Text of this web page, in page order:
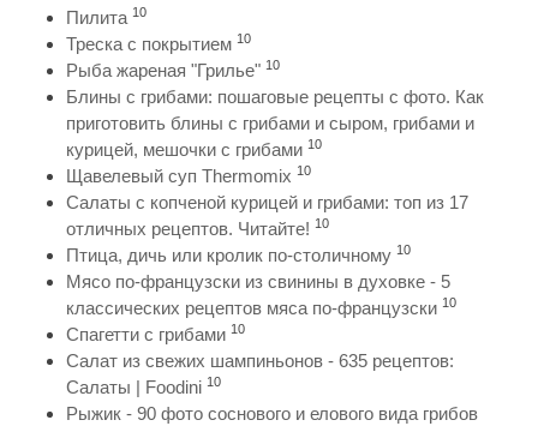
Пилита 10
Треска с покрытием 10
Рыба жареная "Грилье" 10
Блины с грибами: пошаговые рецепты с фото. Как
приготовить блины с грибами и сыром, грибами и
курицей, мешочки с грибами 10
Щавелевый суп Thermomix 10
Салаты с копченой курицей и грибами: топ из 17
отличных рецептов. Читайте! 10
Птица, дичь или кролик по-столичному 10
Мясо по-французски из свинины в духовке - 5
классических рецептов мяса по-французски 10
Спагетти с грибами 10
Салат из свежих шампиньонов - 635 рецептов:
Салаты | Foodini 10
Рыжик - 90 фото соснового и елового вида грибов